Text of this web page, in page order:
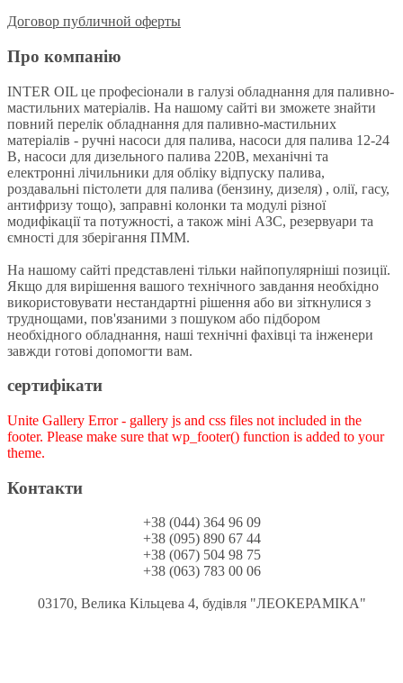
Договор публичной оферты
Про компанію
INTER OIL це професіонали в галузі обладнання для паливно-
мастильних матеріалів. На нашому сайті ви зможете знайти
повний перелік обладнання для паливно-мастильних
матеріалів - ручні насоси для палива, насоси для палива 12-24
В, насоси для дизельного палива 220В, механічні та
електронні лічильники для обліку відпуску палива,
роздавальні пістолети для палива (бензину, дизеля) , олії, гасу,
антифризу тощо), заправні колонки та модулі різної
модифікації та потужності, а також міні АЗС, резервуари та
ємності для зберігання ПММ.
На нашому сайті представлені тільки найпопулярніші позиції.
Якщо для вирішення вашого технічного завдання необхідно
використовувати нестандартні рішення або ви зіткнулися з
труднощами, пов'язаними з пошуком або підбором
необхідного обладнання, наші технічні фахівці та інженери
завжди готові допомогти вам.
сертифікати
Unite Gallery Error - gallery js and css files not included in the
footer. Please make sure that wp_footer() function is added to your
theme.
Контакти
+38 (044) 364 96 09
+38 (095) 890 67 44
+38 (067) 504 98 75
+38 (063) 783 00 06
03170, Велика Кільцева 4, будівля "ЛЕОКЕРАМІКА"